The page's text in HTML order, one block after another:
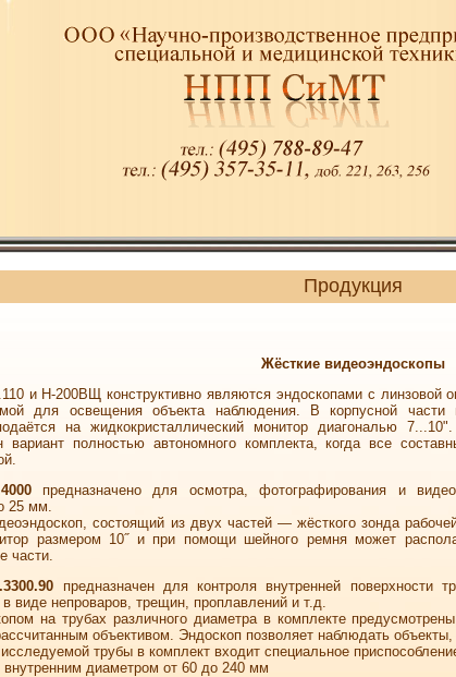
Продукция
Жёсткие видеоэндоскопы
и Н-200ВЩ конструктивно являются эндоскопами с линзовой
для освещения объекта наблюдения. В корпусной части
на жидкокристаллический монитор диагональю
вариант полностью автономного комплекта, когда все
пред­назначено для осмотра, фотографирования и
25 мм.
состоящий из двух частей — жёсткого зонда
размером 10˝ и при помощи шейного ремня может
части.
предназначен для контроля внутренней поверхности
виде непроваров, трещин, проплавлений и т.д.
на трубах различного диаметра в комплекте
объективом. Эндоскоп позволяет наблюдать
трубы в комплект входит специальное
диаметром от 60 до 240 мм